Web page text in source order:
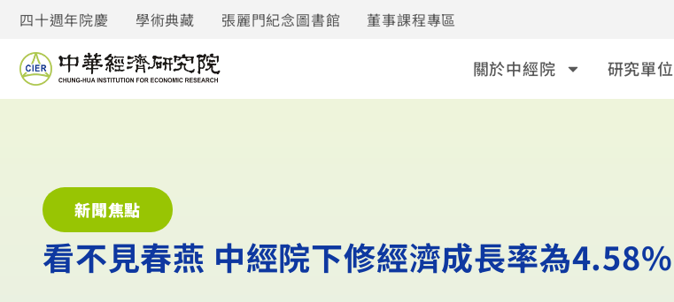
四十週年院慶 學術典藏 張麗門紀念圖書館 董事課程專區
關於中經院 研究單位
新聞焦點
看不見春燕 中經院下修經濟成長率為4.58%